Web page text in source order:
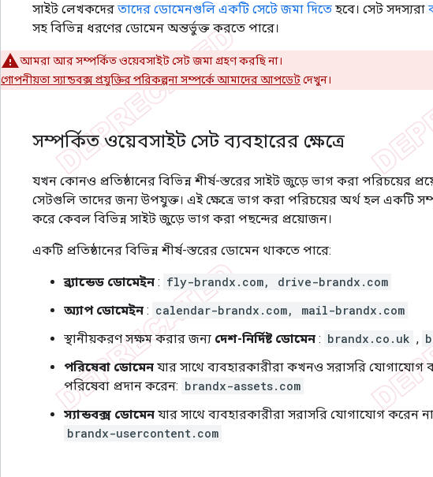
সাইট লেখকদের তাদের ডোমেনগুলি একটি সেটে জমা দিতে হবে। সেট সদস্যরা
সহ বিভিন্ন ধরণের ডোমেন অন্তর্ভুক্ত করতে পারে।
আমরা আর সম্পর্কিত ওয়েবসাইট সেট জমা গ্রহণ করছি না।
গোপনীয়তা স্যান্ডবক্স প্রযুক্তির পরিকল্পনা সম্পর্কে আমাদের আপডেটদেখুন।
সম্পর্কিত ওয়েবসাইট সেট ব্যবহারের ক্ষেত্রে
যখন কোনও প্রতিষ্ঠানের বিভিন্ন শীর্ষ-স্তরের সাইট জুড়ে ভাগ করা পরিচয়ের
সেটগুলি তাদের জন্য উপযুক্ত। এই ক্ষেত্রে ভাগ করা পরিচয়ের অর্থ হল একটি
করে কেবল বিভিন্ন সাইট জুড়ে ভাগ করা পছন্দের প্রয়োজন।
একটি প্রতিষ্ঠানের বিভিন্ন শীর্ষ-স্তরের ডোমেন থাকতে পারে:
ব্র্যান্ডেড ডোমেইন : fly-brandx.com, drive-brandx.com
অ্যাপ ডোমেইন : calendar-brandx.com, mail-brandx.com
স্থানীয়করণ সক্ষম করার জন্য দেশ-নির্দিষ্ট ডোমেন : brandx.co.uk ,
পরিষেবা ডোমেন যার সাথে ব্যবহারকারীরা কখনও সরাসরি যোগাযোগ
পরিষেবা প্রদান করেন: brandx-assets.com
স্যান্ডবক্স ডোমেন যার সাথে ব্যবহারকারীরা সরাসরি যোগাযোগ করেন
brandx-usercontent.com